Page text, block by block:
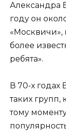
Александра
году он
«Москвичи»,
более
ребята».
В 70-х
таких групп,
тому